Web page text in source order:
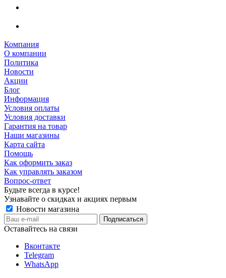
Компания
О компании
Политика
Новости
Акции
Блог
Информация
Условия оплаты
Условия доставки
Гарантия на товар
Наши магазины
Карта сайта
Помощь
Как оформить заказ
Как управлять заказом
Вопрос-ответ
Будьте всегда в курсе!
Узнавайте о скидках и акциях первым
Новости магазина
Оставайтесь на связи
Вконтакте
Telegram
WhatsApp